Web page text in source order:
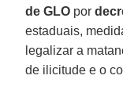
de GLO por
estaduais,
legalizar a
de ilicitude e o